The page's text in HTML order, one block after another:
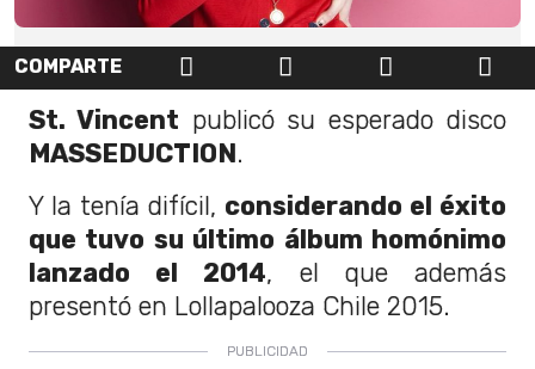
COMPARTE
St. Vincent publicó su esperado disco
MASSEDUCTION .
Y la tenía difícil, considerando el éxito
que tuvo su último álbum homónimo
lanzado el 2014, el que además
presentó en Lollapalooza Chile 2015.